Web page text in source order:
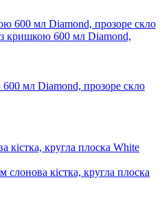
мл Diamond, прозоре скло